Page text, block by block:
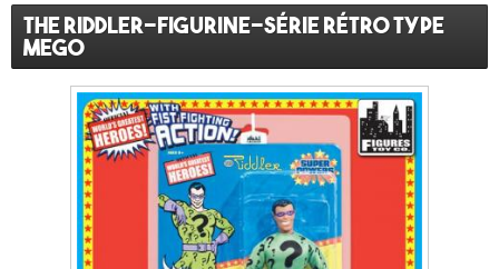
The Riddler-figurine-série rétro type
Mego